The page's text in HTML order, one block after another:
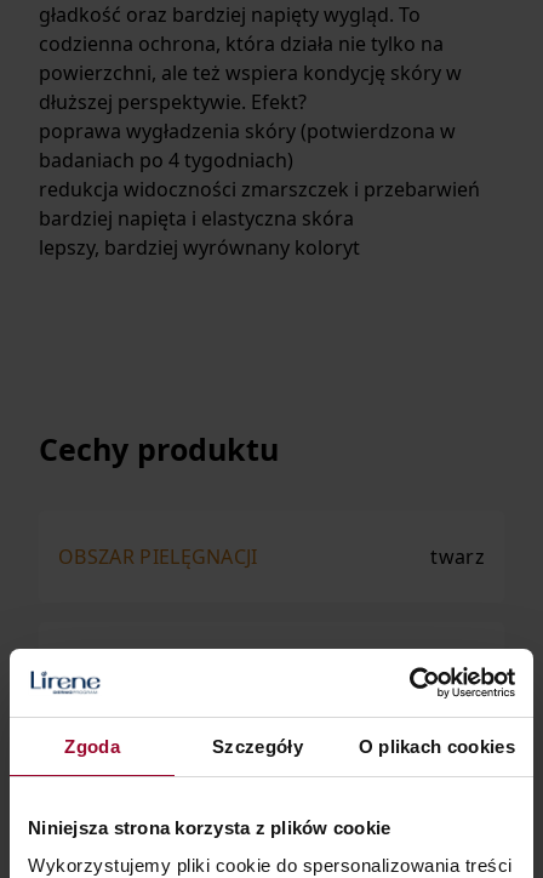
Zgoda Szczegóły O plikach cookies
Niniejsza strona korzysta z plików cookie
Wykorzystujemy pliki cookie do spersonalizowania treści
gładkość oraz bardziej napięty wygląd. To
codzienna ochrona, która działa nie tylko na
powierzchni, ale też wspiera kondycję skóry w
dłuższej perspektywie. Efekt?
poprawa wygładzenia skóry (potwierdzona w
badaniach po 4 tygodniach)
redukcja widoczności zmarszczek i przebarwień
bardziej napięta i elastyczna skóra
lepszy, bardziej wyrównany koloryt
Cechy produktu
OBSZAR PIELĘGNACJI twarz
dojrzała
RODZAJ PRODUKTU krem